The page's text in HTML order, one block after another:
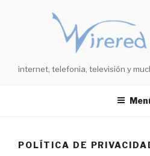
internet, telefonia, televisión y
POLÍTICA DE